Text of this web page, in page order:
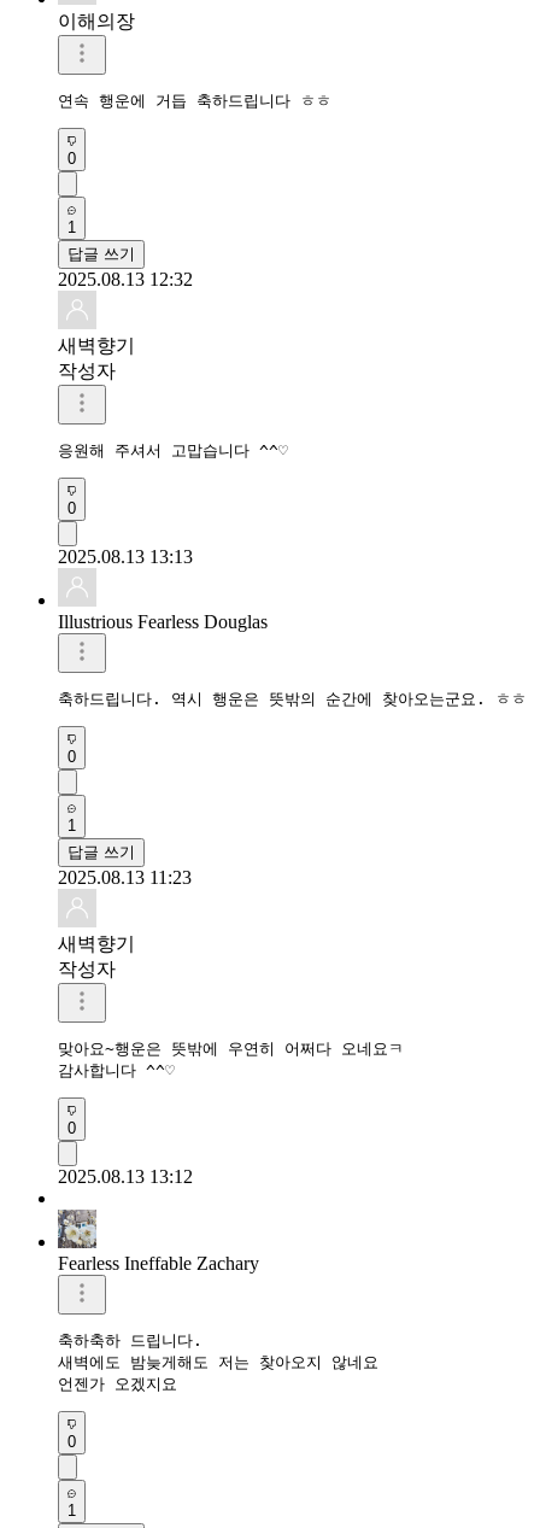
이해의장
연속 행운에 거듭 축하드립니다 ㅎㅎ
0
1
답글 쓰기
2025.08.13 12:32
새벽향기
작성자
0
2025.08.13 13:13
Illustrious Fearless Douglas
축하드립니다. 역시 행운은 뜻밖의 순간에 찾아오는군요. ㅎㅎ
0
1
답글 쓰기
2025.08.13 11:23
새벽향기
작성자
맞아요~행운은 뜻밖에 우연히 어쩌다 오네요ㅋ
감사합니다 ^^♡
0
2025.08.13 13:12
Fearless Ineffable Zachary
축하축하 드립니다.
새벽에도 밤늦게해도 저는 찾아오지 않네요
언젠가 오겠지요
0
1